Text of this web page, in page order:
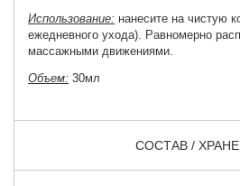
Использование: нанесите на чистую
ежедневного ухода). Равномерно
массажными движениями.
Объем: 30мл
СОСТАВ /